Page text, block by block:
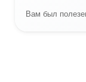
Вам был